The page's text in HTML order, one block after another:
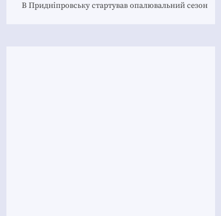
В Придніпровську стартував опалювальний сезон